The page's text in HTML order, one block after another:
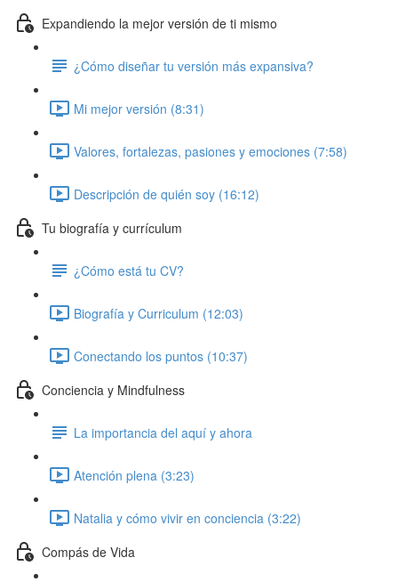
Expandiendo la mejor versión de ti mismo
¿Cómo diseñar tu versión más expansiva?
Mi mejor versión (8:31)
Valores, fortalezas, pasiones y emociones (7:58)
Descripción de quién soy (16:12)
Tu biografía y currículum
¿Cómo está tu CV?
Biografía y Curriculum (12:03)
Conectando los puntos (10:37)
Conciencia y Mindfulness
La importancia del aquí y ahora
Atención plena (3:23)
Natalia y cómo vivir en conciencia (3:22)
Compás de Vida